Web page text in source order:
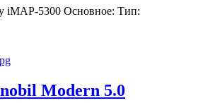
iMAP-5300 Основное: Тип:
Modern 5.0